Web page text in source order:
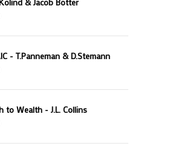
& Jacob Botter
- T.Panneman & D.Stemann
to Wealth - J.L. Collins